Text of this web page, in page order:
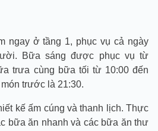
ngay ở tầng 1, phục vụ cả ngày
Bữa sáng được phục vụ từ
trưa cùng bữa tối từ 10:00 đến
trước là 21:30.
kế ấm cúng và thanh lịch. Thực
bữa ăn nhanh và các bữa ăn thư